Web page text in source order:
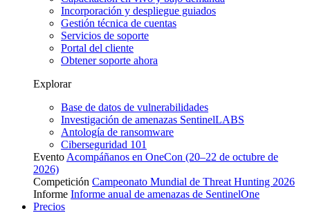
Incorporación y despliegue guiados
Gestión técnica de cuentas
Servicios de soporte
Portal del cliente
Obtener soporte ahora
Explorar
Base de datos de vulnerabilidades
Investigación de amenazas SentinelLABS
Antología de ransomware
Ciberseguridad 101
Evento Acompáñanos en OneCon (20–22 de octubre de
2026)
Competición Campeonato Mundial de Threat Hunting 2026
Informe Informe anual de amenazas de SentinelOne
Precios